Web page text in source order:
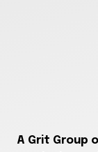
A Grit Group